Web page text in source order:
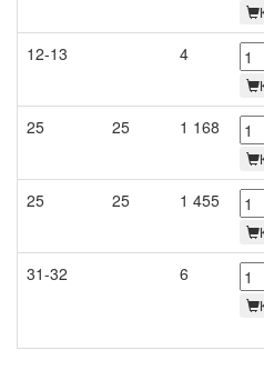
12-13
4
25
25 1 168
25
25 1 455
31-32
6